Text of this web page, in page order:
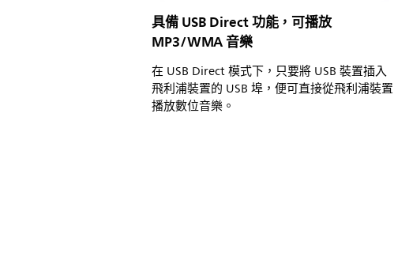
具備 USB Direct 功能，可播放
MP3/WMA 音樂
在 USB Direct 模式下，只要將 USB 裝置插入
飛利浦裝置的 USB 埠，便可直接從飛利浦裝置
播放數位音樂。